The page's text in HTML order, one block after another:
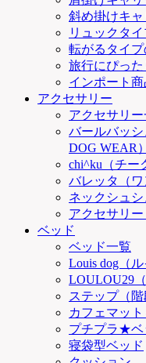
斜め掛けキ
リュックタ
転がるタイ
旅行にぴっ
インポート商
アクセサリー
アクセサリー
バールバッ
DOG WEAR）
chi^ku（チー
バレッタ（ワ
ネックシュ
アクセサリー
ベッド
ベッド一覧
Louis dog（ル
LOULOU29
ステップ（階
カフェマット
プチプラ★ベ
寝袋型ベッド